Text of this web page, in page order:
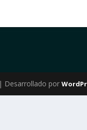
| Desarrollado por